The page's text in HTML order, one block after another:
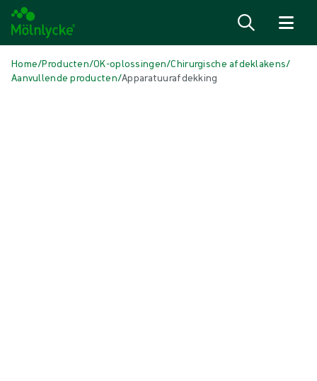
Home/Producten/OK-oplossingen/Chirurgische afdeklakens/
Aanvullende producten/Apparatuurafdekking